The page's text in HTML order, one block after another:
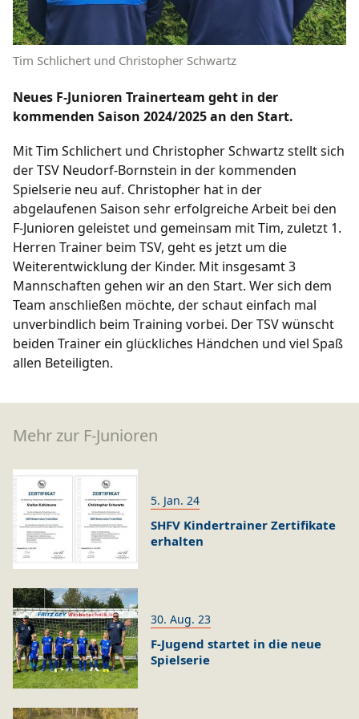
Fußball
1. Herren / 2. Herren/ 1. Frauen/ B-Junioren
G-Junioren/ Altherren Ü32
Termine
Archiv
Fanshop
Tim Schlichert und Christopher Schwartz
Neues F-Junioren Trainerteam geht in der
kommenden Saison 2024/2025 an den Start.
Mit Tim Schlichert und Christopher Schwartz stellt sich
der TSV Neudorf-Bornstein in der kommenden
Spielserie neu auf. Christopher hat in der
abgelaufenen Saison sehr erfolgreiche Arbeit bei den
F-Junioren geleistet und gemeinsam mit Tim, zuletzt 1.
Herren Trainer beim TSV, geht es jetzt um die
Weiterentwicklung der Kinder. Mit insgesamt 3
Mannschaften gehen wir an den Start. Wer sich dem
Team anschließen möchte, der schaut einfach mal
unverbindlich beim Training vorbei. Der TSV wünscht
beiden Trainer ein glückliches Händchen und viel Spaß
allen Beteiligten.
Mehr zur F-Junioren
5. Jan. 24
SHFV Kindertrainer Zertifikate
erhalten
30. Aug. 23
F-Jugend startet in die neue
Spielserie